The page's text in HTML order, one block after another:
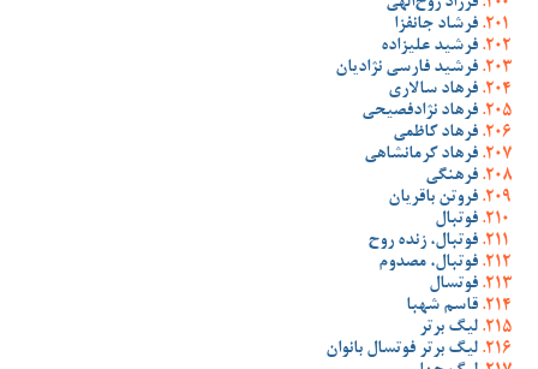
فرزاد روح‌الهی
فرشاد جانفزا
فرشید علیزاده
فرشید فارسی نژادیان
فرهاد سالاری
فرهاد نژادفصیحی
فرهاد کاظمی
فرهاد کرمانشاهی
فرهنگی
فروتن باقریان
فوتبال
فوتبال، زنده روح
فوتبال، مصدوم
فوتسال
قاسم شهبا
لیگ برتر
لیگ برتر فوتسال بانوان